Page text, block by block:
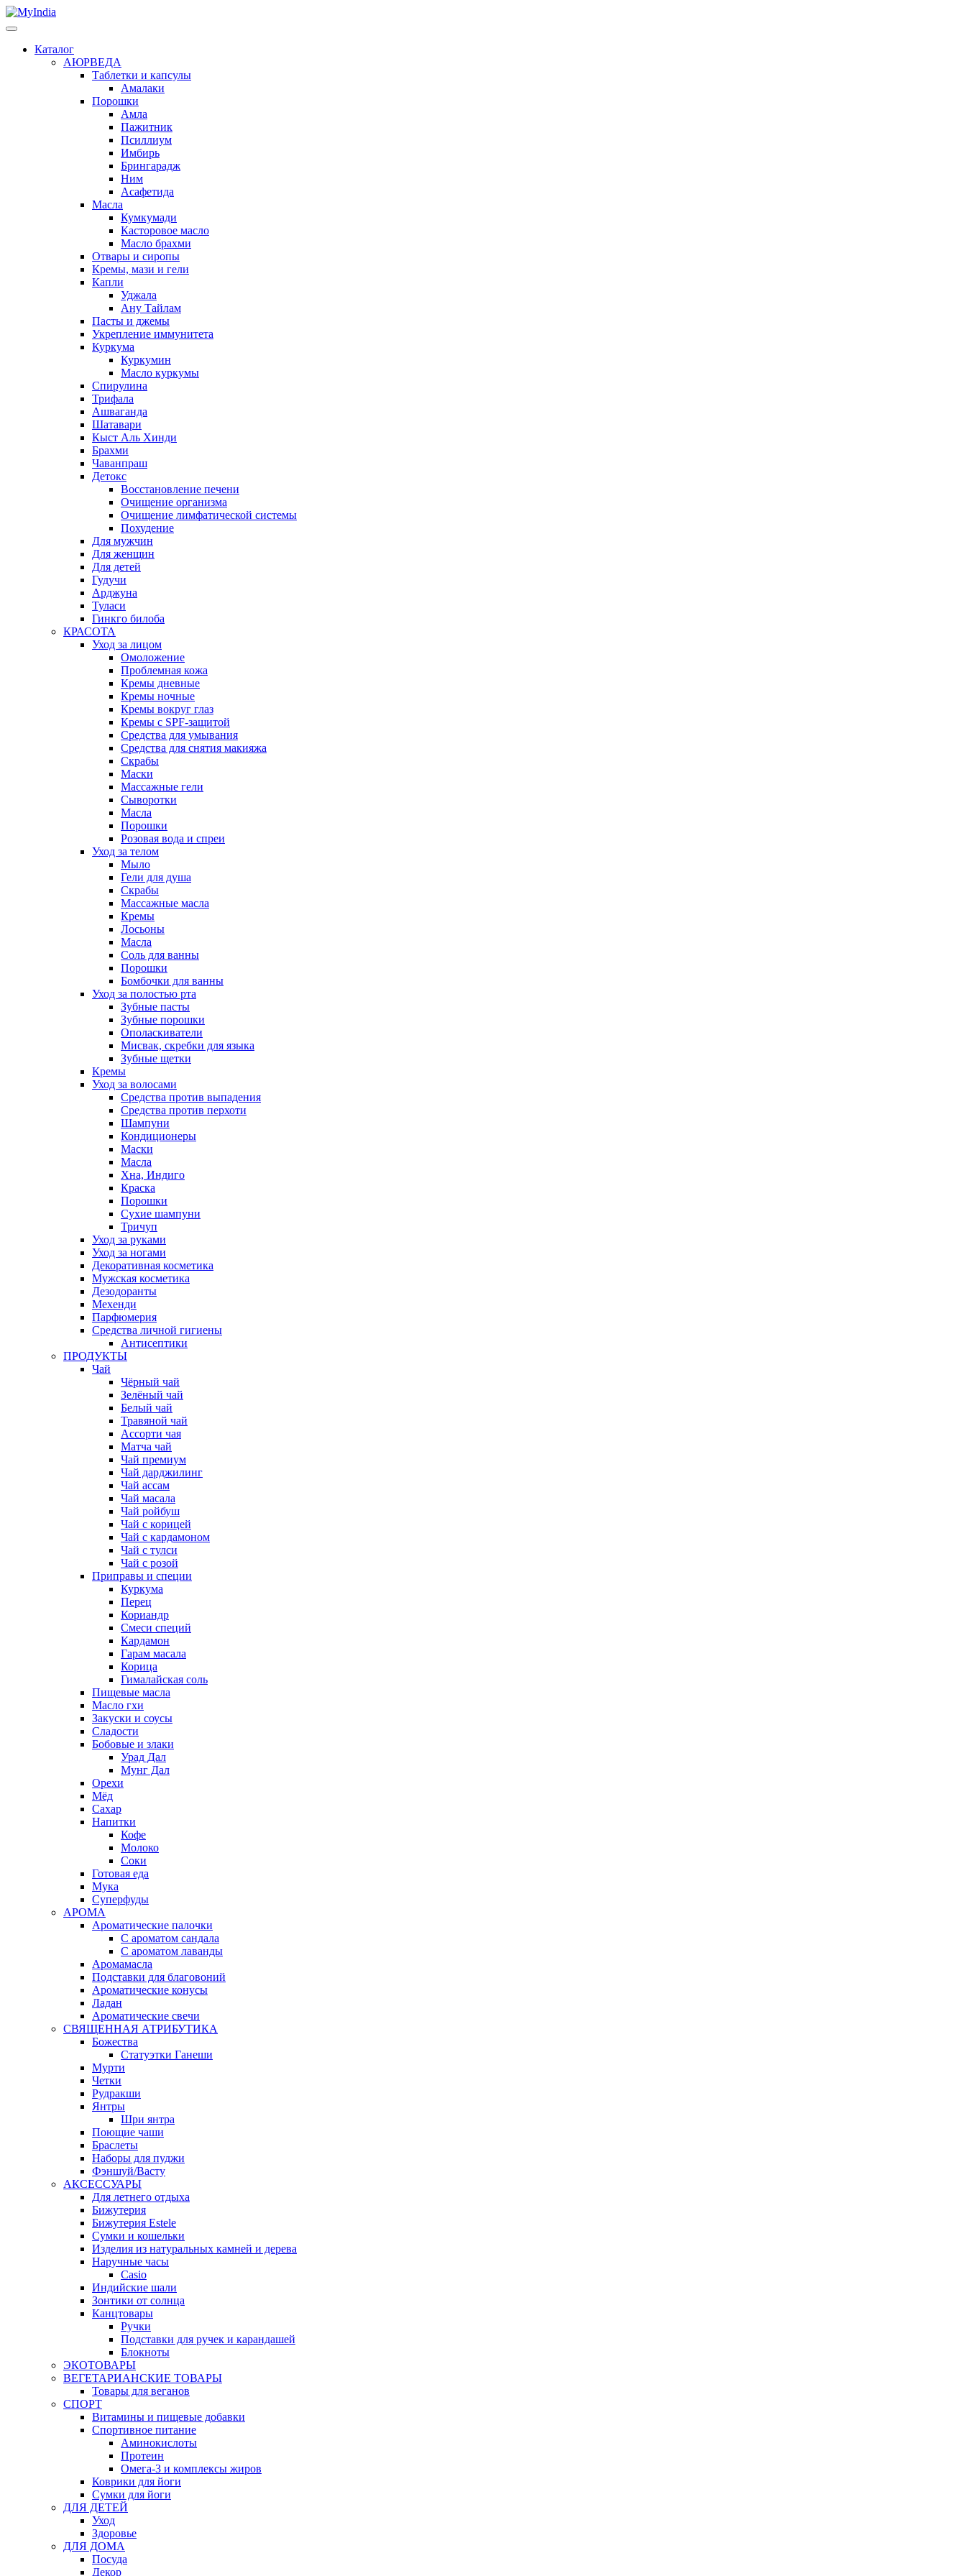
Каталог
АЮРВЕДА
Таблетки и капсулы
Амалаки
Порошки
Амла
Пажитник
Псиллиум
Имбирь
Брингарадж
Ним
Асафетида
Масла
Кумкумади
Касторовое масло
Масло брахми
Отвары и сиропы
Кремы, мази и гели
Капли
Уджала
Ану Тайлам
Пасты и джемы
Укрепление иммунитета
Куркума
Куркумин
Масло куркумы
Спирулина
Трифала
Ашваганда
Шатавари
Кыст Аль Хинди
Брахми
Чаванпраш
Детокс
Восстановление печени
Очищение организма
Очищение лимфатической системы
Похудение
Для мужчин
Для женщин
Для детей
Гудучи
Арджуна
Туласи
Гинкго билоба
КРАСОТА
Уход за лицом
Омоложение
Проблемная кожа
Кремы дневные
Кремы ночные
Кремы вокруг глаз
Кремы с SPF-защитой
Средства для умывания
Средства для снятия макияжа
Скрабы
Маски
Массажные гели
Сыворотки
Масла
Порошки
Розовая вода и спреи
Уход за телом
Мыло
Гели для душа
Скрабы
Массажные масла
Кремы
Лосьоны
Масла
Соль для ванны
Порошки
Бомбочки для ванны
Уход за полостью рта
Зубные пасты
Зубные порошки
Ополаскиватели
Мисвак, скребки для языка
Зубные щетки
Кремы
Уход за волосами
Средства против выпадения
Средства против перхоти
Шампуни
Кондиционеры
Маски
Масла
Хна, Индиго
Краска
Порошки
Сухие шампуни
Тричуп
Уход за руками
Уход за ногами
Декоративная косметика
Мужская косметика
Дезодоранты
Мехенди
Парфюмерия
Средства личной гигиены
Антисептики
ПРОДУКТЫ
Чай
Чёрный чай
Зелёный чай
Белый чай
Травяной чай
Ассорти чая
Матча чай
Чай премиум
Чай дарджилинг
Чай ассам
Чай масала
Чай ройбуш
Чай с корицей
Чай с кардамоном
Чай с тулси
Чай с розой
Приправы и специи
Куркума
Перец
Кориандр
Смеси специй
Кардамон
Гарам масала
Корица
Гималайская соль
Пищевые масла
Масло гхи
Закуски и соусы
Сладости
Бобовые и злаки
Урад Дал
Мунг Дал
Орехи
Мёд
Сахар
Напитки
Кофе
Молоко
Соки
Готовая еда
Мука
Суперфуды
АРОМА
Ароматические палочки
С ароматом сандала
С ароматом лаванды
Аромамасла
Подставки для благовоний
Ароматические конусы
Ладан
Ароматические свечи
СВЯЩЕННАЯ АТРИБУТИКА
Божества
Статуэтки Ганеши
Мурти
Четки
Рудракши
Янтры
Шри янтра
Поющие чаши
Браслеты
Наборы для пуджи
Фэншуй/Васту
АКСЕССУАРЫ
Для летнего отдыха
Бижутерия
Бижутерия Estele
Сумки и кошельки
Изделия из натуральных камней и дерева
Наручные часы
Casio
Индийские шали
Зонтики от солнца
Канцтовары
Ручки
Подставки для ручек и карандашей
Блокноты
ЭКОТОВАРЫ
ВЕГЕТАРИАНСКИЕ ТОВАРЫ
Товары для веганов
СПОРТ
Витамины и пищевые добавки
Спортивное питание
Аминокислоты
Протеин
Омега-3 и комплексы жиров
Коврики для йоги
Сумки для йоги
ДЛЯ ДЕТЕЙ
Уход
Здоровье
ДЛЯ ДОМА
Посуда
Декор